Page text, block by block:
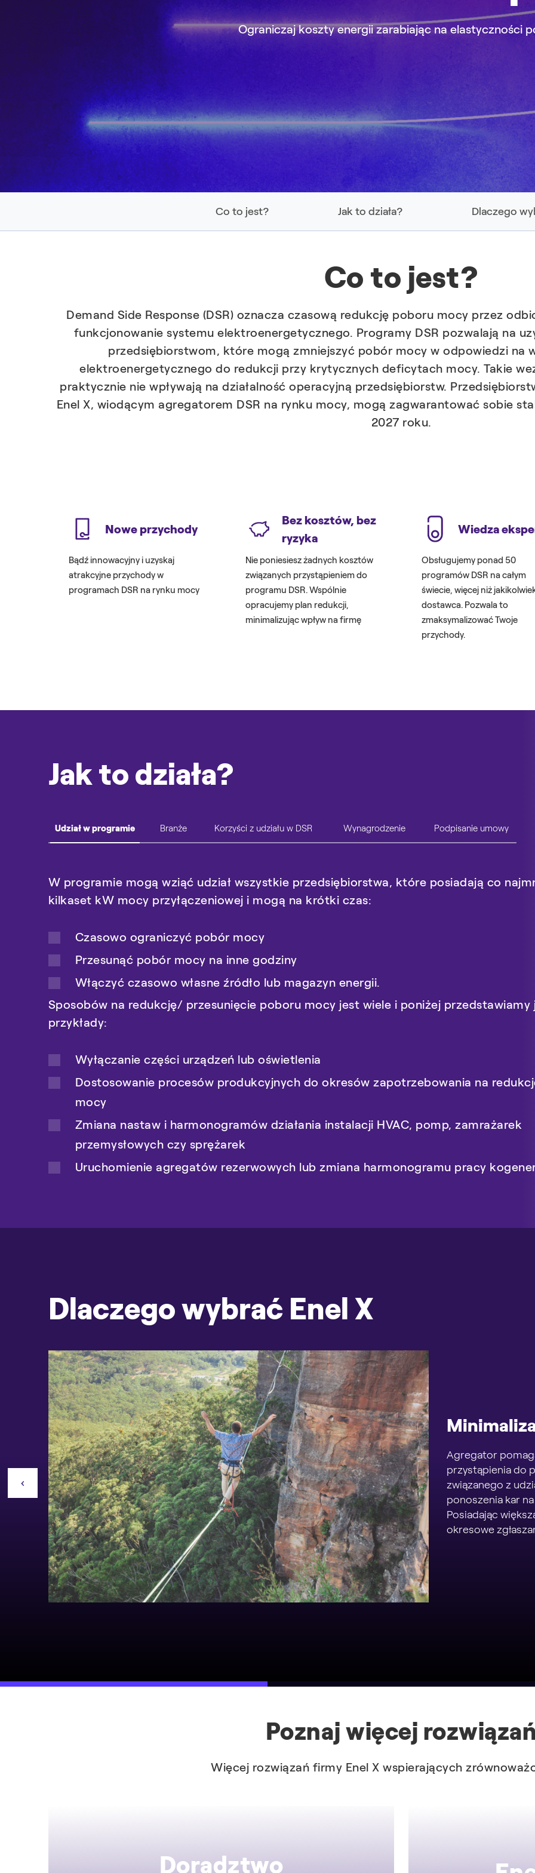
Ograniczaj koszty energii zarabiając na elastyczności
Co to jest? Jak to działa? Dlaczego
Co to jest?
Demand Side Response (DSR) oznacza czasową redukcję poboru mocy przez
funkcjonowanie systemu elektroenergetycznego. Programy DSR pozwalają na
przedsiębiorstwom, które mogą zmniejszyć pobór mocy w odpowiedzi na
elektroenergetycznego do redukcji przy krytycznych deficytach mocy. Takie
praktycznie nie wpływają na działalność operacyjną przedsiębiorstw.
Enel X, wiodącym agregatorem DSR na rynku mocy, mogą zagwarantować sobie
2027 roku.
Nowe przychody
Bądź innowacyjny i uzyskaj
atrakcyjne przychody w
programach DSR na rynku mocy
Bez kosztów, bez
ryzyka
Nie poniesiesz żadnych kosztów
związanych przystąpieniem do
programu DSR. Wspólnie
opracujemy plan redukcji,
minimalizując wpływ na firmę
Wiedza
Obsługujemy ponad 50
programów DSR na całym
świecie, więcej niż
dostawca. Pozwala to
zmaksymalizować Twoje
przychody.
Jak to działa?
Branże Korzyści z udziału w DSR Wynagrodzenie Podpisanie umowy
W programie mogą wziąć udział wszystkie przedsiębiorstwa, które posiadają co
kilkaset kW mocy przyłączeniowej i mogą na krótki czas:
Czasowo ograniczyć pobór mocy
Przesunąć pobór mocy na inne godziny
Włączyć czasowo własne źródło lub magazyn energii.
Sposobów na redukcję/ przesunięcie poboru mocy jest wiele i poniżej przedstawiamy
przykłady:
Wyłączanie części urządzeń lub oświetlenia
Dostosowanie procesów produkcyjnych do okresów zapotrzebowania na
mocy
Zmiana nastaw i harmonogramów działania instalacji HVAC, pomp, zamrażarek
przemysłowych czy sprężarek
Uruchomienie agregatów rezerwowych lub zmiana harmonogramu pracy
Korzyści z udziału w programie DSR mogą odnieść Klienci działający w niemalże
branży. Programy są przeznaczone zarówno dla dużych, jak i średniej wielkości
cementowni
hut stali
zakładów chemicznych
zakładów zajmujących się produkcją artykułów spożywczych
przedsiębiorstw wodociągowo-kanalizacyjnych
przedsiębiorstw zajmujących się recyclingiem
i wielu innych branż
Wynagrodzenieza zdolność do redukcji poboru mocy
energii oraz jej zużycia
Zmniejszenie ryzyka strat na wskutek nagłego przerwania dostaw energii
problemach w systemie energetycznym uczestnicy programu DSR dowiadują się z
wyprzedzeniem
Aktywny udział w
godłaWspieram Bezpieczeństwo Energetyczne Polski
Dodatkowe korzyści w systemach wielokryteriowej certyfikacji budynkówLEED i
BREEAM
Dlaczego wybrać Enel X
Agregator
przystąpienia do
związanego z
ponoszenia kar
Posiadając
okresowe
Poznaj więcej rozwiązań
Więcej rozwiązań firmy Enel X wspierających
Doradztwo